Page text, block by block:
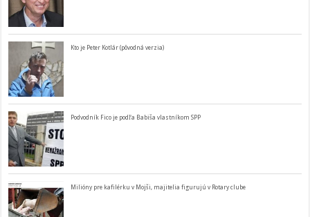
Kto je Peter Kotlár (pôvodná verzia)
Podvodník Fico je podľa Babiša vlastníkom SPP
Milióny pre kafilérku v Mojši, majitelia figurujú v Rotary clube